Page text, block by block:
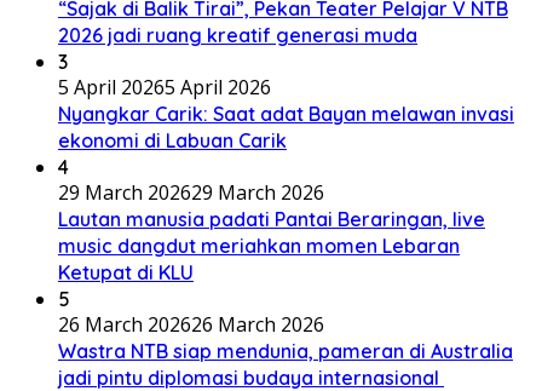
“Sajak di Balik Tirai”, Pekan Teater Pelajar V NTB
2026 jadi ruang kreatif generasi muda
3
5 April 20265 April 2026
Nyangkar Carik: Saat adat Bayan melawan invasi
ekonomi di Labuan Carik
4
29 March 202629 March 2026
Lautan manusia padati Pantai Beraringan, live
music dangdut meriahkan momen Lebaran
Ketupat di KLU
5
26 March 202626 March 2026
Wastra NTB siap mendunia, pameran di Australia
jadi pintu diplomasi budaya internasional